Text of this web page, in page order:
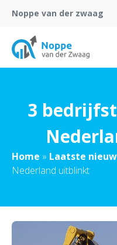
Noppe van der zwaag
3
Home » Laatste
Nederland uitblinkt